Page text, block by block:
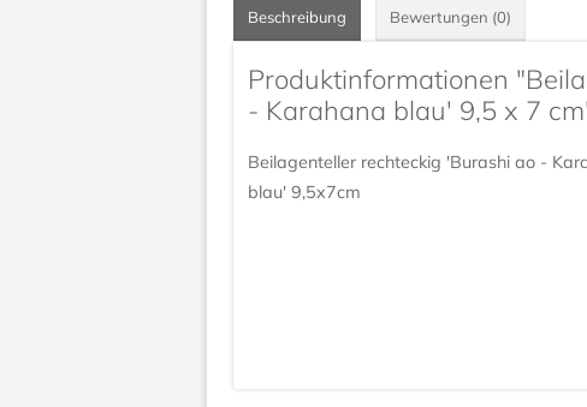
Beschreibung Bewertungen (0)
Produktinformationen
- Karahana blau' 9,5 x 7
Beilagenteller rechteckig 'Burashi ao -
blau' 9,5x7cm